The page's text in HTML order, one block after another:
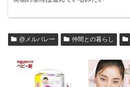
@メルバレー 仲間との暮らし